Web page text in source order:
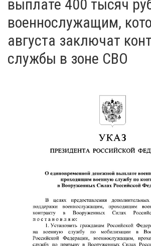
выплате 400 тысяч
военнослужащим,
августа заключат
службы в зоне СВО